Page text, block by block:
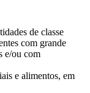
de classe
com grande
e/ou com
e alimentos, em